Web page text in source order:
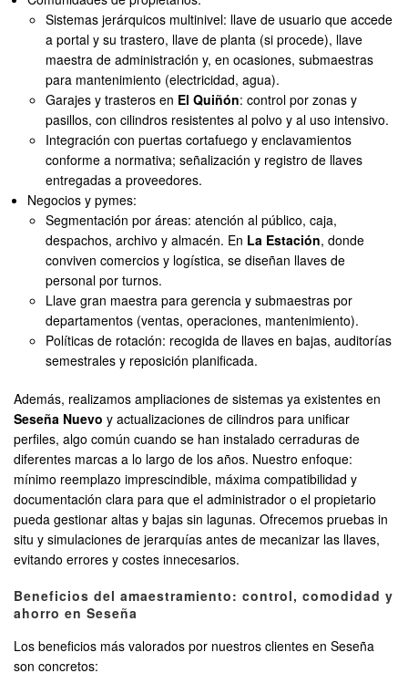
Sistemas jerárquicos multinivel: llave de usuario que accede
a portal y su trastero, llave de planta (si procede), llave
maestra de administración y, en ocasiones, submaestras
para mantenimiento (electricidad, agua).
Garajes y trasteros en El Quiñón: control por zonas y
pasillos, con cilindros resistentes al polvo y al uso intensivo.
Integración con puertas cortafuego y enclavamientos
conforme a normativa; señalización y registro de llaves
entregadas a proveedores.
Negocios y pymes:
Segmentación por áreas: atención al público, caja,
despachos, archivo y almacén. En La Estación, donde
conviven comercios y logística, se diseñan llaves de
personal por turnos.
Llave gran maestra para gerencia y submaestras por
departamentos (ventas, operaciones, mantenimiento).
Políticas de rotación: recogida de llaves en bajas, auditorías
semestrales y reposición planificada.
Además, realizamos ampliaciones de sistemas ya existentes en
Seseña Nuevo y actualizaciones de cilindros para unificar
perfiles, algo común cuando se han instalado cerraduras de
diferentes marcas a lo largo de los años. Nuestro enfoque:
mínimo reemplazo imprescindible, máxima compatibilidad y
documentación clara para que el administrador o el propietario
pueda gestionar altas y bajas sin lagunas. Ofrecemos pruebas in
situ y simulaciones de jerarquías antes de mecanizar las llaves,
evitando errores y costes innecesarios.
Beneficios del amaestramiento: control, comodidad y
ahorro en Seseña
Los beneficios más valorados por nuestros clientes en Seseña
son concretos: